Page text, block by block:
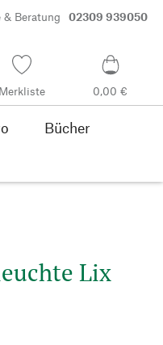
& Beratung 02309 939050
Merkliste 0,00 €
Bücher
Lix